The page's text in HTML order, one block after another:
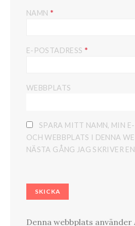
NAMN *
E-POSTADRESS *
WEBBPLATS
SPARA MITT NAMN, MIN
OCH WEBBPLATS I DENNA
NÄSTA GÅNG JAG SKRIVER
Denna webbplats